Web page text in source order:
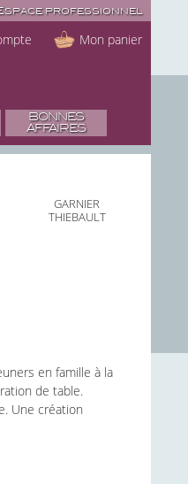
professionnel
Mon panier
BONNES
AFFAIRES
GARNIER
THIEBAULT
en famille à la
de table.
Une création